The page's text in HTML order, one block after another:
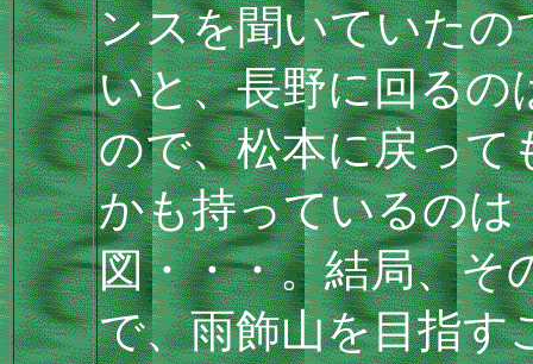
ンスを聞いていた
いと、長野に回るの
ので、松本に戻って
かも持っているのは
図・・・。結局、そ
で、雨飾山を目指す